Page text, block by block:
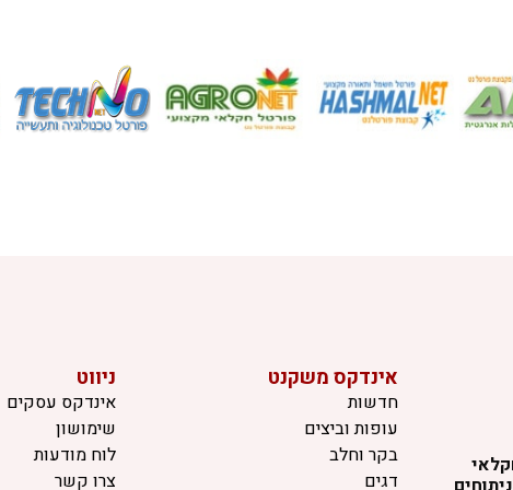
אינדקס משקנט
חדשות
עופות וביצים
בקר וחלב
דגים
ניווט
אינדקס עסקים
שימושון
לוח מודעות
צרו קשר